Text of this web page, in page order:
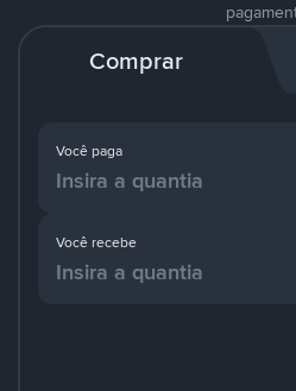
Comprar
Você paga
Você recebe